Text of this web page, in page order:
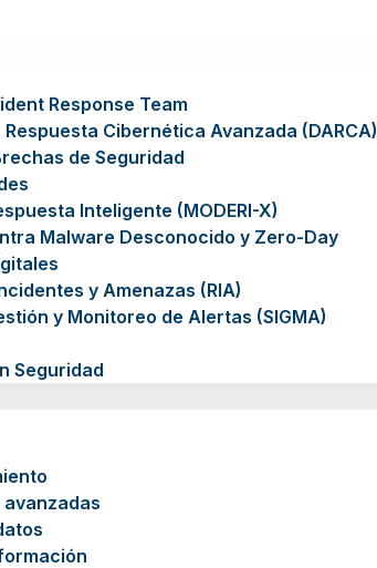
Response Team
Cibernética Avanzada (DARCA)
de Seguridad
Inteligente (MODERI-X)
Malware Desconocido y Zero-Day
y Amenazas (RIA)
y Monitoreo de Alertas (SIGMA)
Seguridad